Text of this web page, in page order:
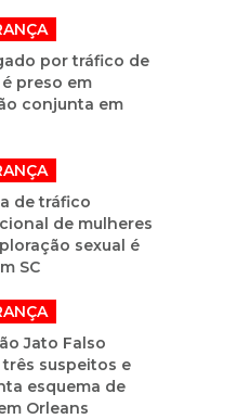
por tráfico de
preso em
conjunta em
de tráfico
de mulheres
sexual é
SC
Jato Falso
suspeitos e
esquema de
Orleans